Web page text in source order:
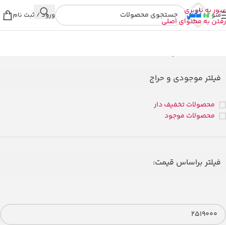
عبور به ناوبری
رفتن به محتوای اصلی
منو ورود / ثبت نام
فیلتر موجودی و حراج
محصولات تخفیف دار
محصولات موجود
فیلتر براساس قیمت: